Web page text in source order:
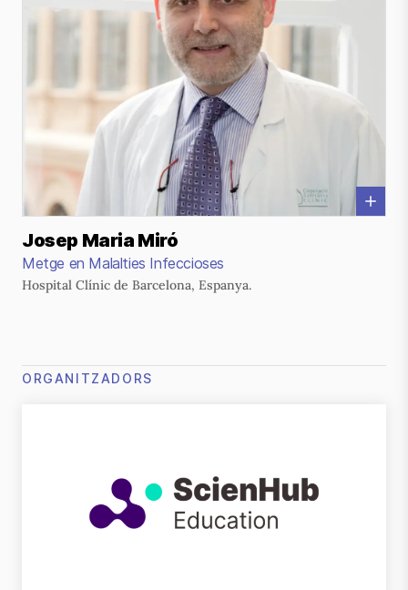
Josep Maria Miró
Metge en Malalties Infeccioses
Hospital Clínic de Barcelona, Espanya.
ORGANITZADORS